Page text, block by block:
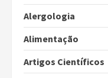
Alergologia
Alimentação
Artigos Científicos